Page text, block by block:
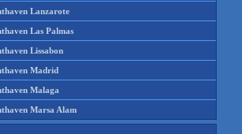
Lanzarote
Las Palmas
Lissabon
Madrid
Malaga
Marsa Alam